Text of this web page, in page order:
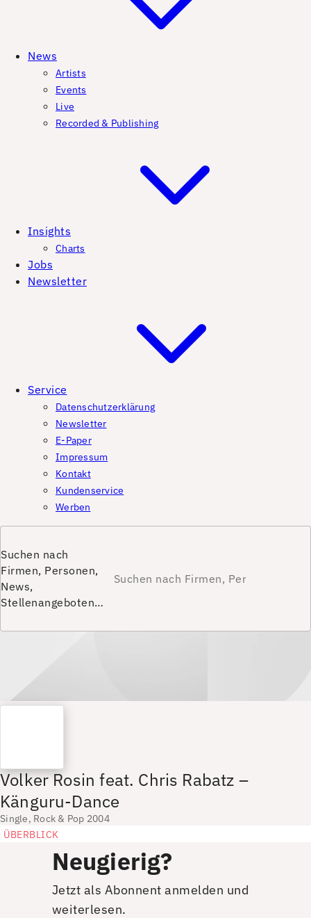
News
Artists
Events
Live
Recorded & Publishing
Insights
Charts
Jobs
Newsletter
Service
Datenschutzerklärung
Newsletter
E-Paper
Impressum
Kontakt
Kundenservice
Werben
Suchen nach
Firmen, Personen,
News,
Stellenangeboten…
Volker Rosin feat. Chris Rabatz –
Känguru-Dance
Single, Rock & Pop 2004
ÜBERBLICK
Neugierig?
Jetzt als Abonnent anmelden und
weiterlesen.